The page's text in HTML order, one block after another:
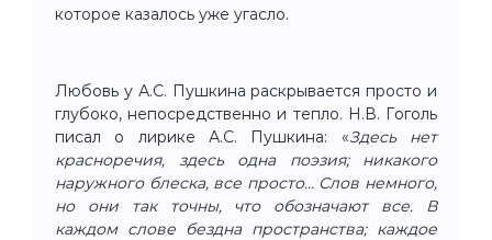
которое казалось уже угасло.
Любовь у А.С. Пушкина раскрывается просто и
глубоко, непосредственно и тепло. Н.В. Гоголь
писал о лирике А.С. Пушкина: «Здесь нет
красноречия, здесь одна поэзия; никакого
наружного блеска, все просто… Слов немного,
но они так точны, что обозначают все. В
каждом слове бездна пространства; каждое